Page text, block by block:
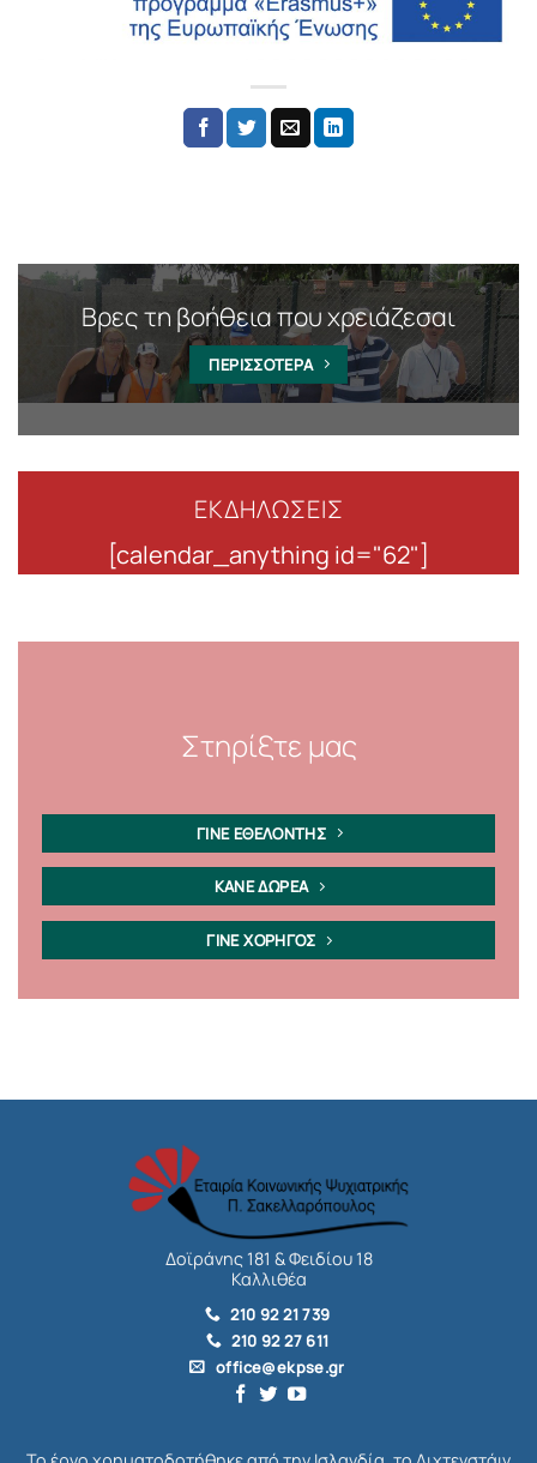
Βρες τη βοήθεια που χρειάζεσαι
ΠΕΡΙΣΣΟΤΕΡΑ
ΕΚΔΗΛΩΣΕΙΣ
[calendar_anything id="62"]
Στηρίξτε μας
ΓΙΝΕ ΕΘΕΛΟΝΤΗΣ
ΚΑΝΕ ΔΩΡΕΑ
ΓΙΝΕ ΧΟΡΗΓΟΣ
Δοϊράνης 181 & Φειδίου 18
Καλλιθέα
210 92 21 739
210 92 27 611
office@ekpse.gr